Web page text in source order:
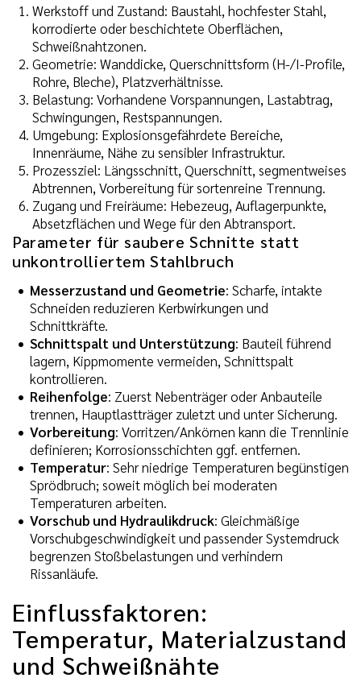
Werkstoff und Zustand: Baustahl, hochfester Stahl,
korrodierte oder beschichtete Oberflächen,
Schweißnahtzonen.
Geometrie: Wanddicke, Querschnittsform (H-/I-Profile,
Rohre, Bleche), Platzverhältnisse.
Belastung: Vorhandene Vorspannungen, Lastabtrag,
Schwingungen, Restspannungen.
Umgebung: Explosionsgefährdete Bereiche,
Innenräume, Nähe zu sensibler Infrastruktur.
Prozessziel: Längsschnitt, Querschnitt, segmentweises
Abtrennen, Vorbereitung für sortenreine Trennung.
Zugang und Freiräume: Hebezeug, Auflagerpunkte,
Absetzflächen und Wege für den Abtransport.
Parameter für saubere Schnitte statt
unkontrolliertem Stahlbruch
Messerzustand und Geometrie: Scharfe, intakte
Schneiden reduzieren Kerbwirkungen und
Schnittkräfte.
Schnittspalt und Unterstützung: Bauteil führend
lagern, Kippmomente vermeiden, Schnittspalt
kontrollieren.
Reihenfolge: Zuerst Nebenträger oder Anbauteile
trennen, Hauptlastträger zuletzt und unter Sicherung.
Vorbereitung: Vorritzen/Ankörnen kann die Trennlinie
definieren; Korrosionsschichten ggf. entfernen.
Temperatur: Sehr niedrige Temperaturen begünstigen
Sprödbruch; soweit möglich bei moderaten
Temperaturen arbeiten.
Vorschub und Hydraulikdruck: Gleichmäßige
Vorschubgeschwindigkeit und passender Systemdruck
begrenzen Stoßbelastungen und verhindern
Rissanläufe.
Einflussfaktoren:
Temperatur, Materialzustand
und Schweißnähte